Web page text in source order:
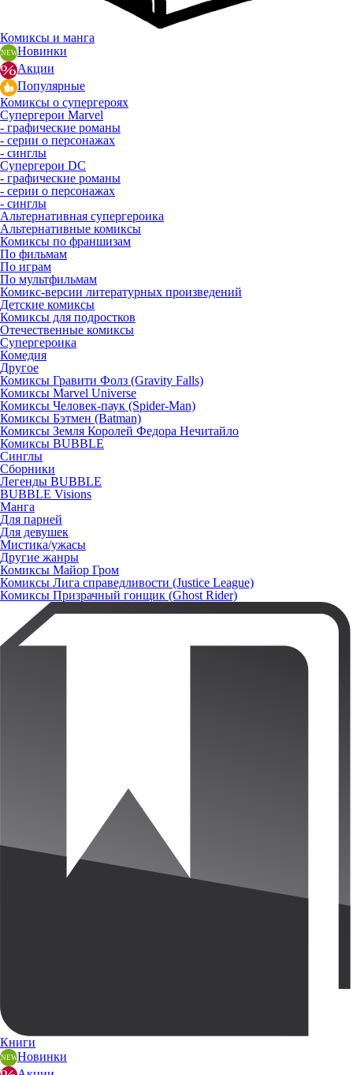
Комиксы и манга
Новинки
Акции
Популярные
Комиксы о супергероях
Супергерои Marvel
- графические романы
- серии о персонажах
- синглы
Супергерои DC
- графические романы
- серии о персонажах
- синглы
Альтернативная супергероика
Альтернативные комиксы
Комиксы по франшизам
По фильмам
По играм
По мультфильмам
Комикс-версии литературных произведений
Детские комиксы
Комиксы для подростков
Отечественные комиксы
Супергероика
Комедия
Другое
Комиксы Гравити Фолз (Gravity Falls)
Комиксы Marvel Universe
Комиксы Человек-паук (Spider-Man)
Комиксы Бэтмен (Batman)
Комиксы Земля Королей Федора Нечитайло
Комиксы BUBBLE
Синглы
Сборники
Легенды BUBBLE
BUBBLE Visions
Манга
Для парней
Для девушек
Мистика/ужасы
Другие жанры
Комиксы Майор Гром
Комиксы Лига справедливости (Justice League)
Комиксы Призрачный гонщик (Ghost Rider)
Книги
Новинки